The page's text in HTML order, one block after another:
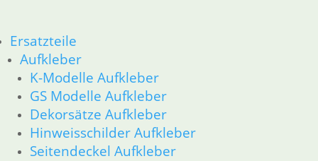
Ersatzteile
Aufkleber
K-Modelle Aufkleber
GS Modelle Aufkleber
Dekorsätze Aufkleber
Hinweisschilder Aufkleber
Seitendeckel Aufkleber
51 Spiegel & Schlösser
61 Fahrzeugelektrik
62 Instrumente
63 Scheinwerfer
52 Sitzbank
Ersatzteile
Aufkleber
K-Modelle Aufkleber